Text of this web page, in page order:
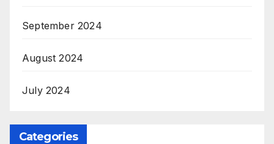
September 2024
August 2024
July 2024
Categories